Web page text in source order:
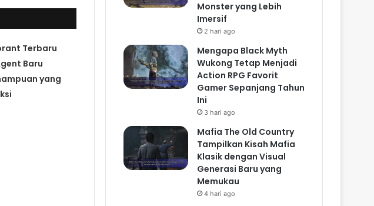
Terbaru
Baru
yang
Monster yang Lebih
Imersif
2 hari ago
Mengapa Black Myth
Wukong Tetap Menjadi
Action RPG Favorit
Gamer Sepanjang Tahun
Ini
3 hari ago
Mafia The Old Country
Tampilkan Kisah Mafia
Klasik dengan Visual
Generasi Baru yang
Memukau
4 hari ago